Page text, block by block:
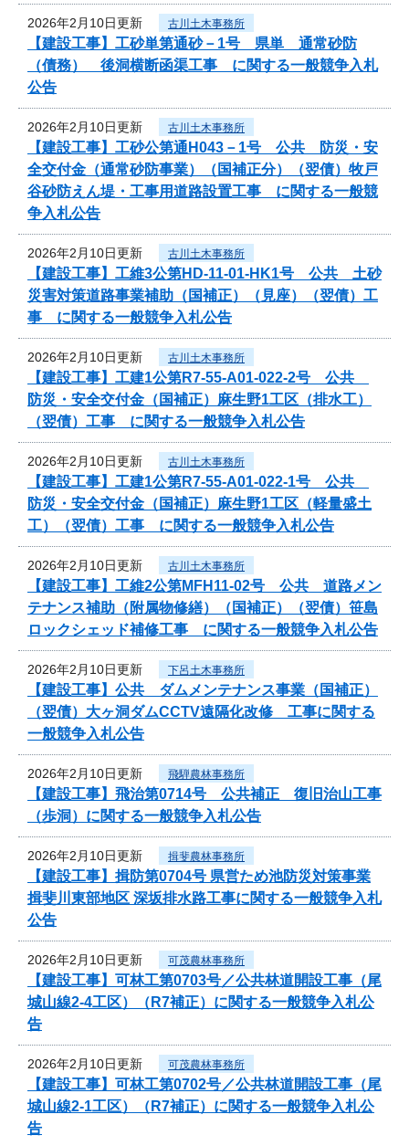
2026年2月10日更新 古川土木事務所
【建設工事】工砂単第通砂－1号 県単 通常砂防
（債務） 後洞横断函渠工事 に関する一般競争入札
公告
2026年2月10日更新 古川土木事務所
【建設工事】工砂公第通H043－1号 公共 防災・安
全交付金（通常砂防事業）（国補正分）（翌債）牧戸
谷砂防えん堤・工事用道路設置工事 に関する一般競
争入札公告
2026年2月10日更新 古川土木事務所
【建設工事】工維3公第HD-11-01-HK1号 公共 土砂
災害対策道路事業補助（国補正）（見座）（翌債）工
事 に関する一般競争入札公告
2026年2月10日更新 古川土木事務所
【建設工事】工建1公第R7-55-A01-022-2号 公共
防災・安全交付金（国補正）麻生野1工区（排水工）
（翌債）工事 に関する一般競争入札公告
2026年2月10日更新 古川土木事務所
【建設工事】工建1公第R7-55-A01-022-1号 公共
防災・安全交付金（国補正）麻生野1工区（軽量盛土
工）（翌債）工事 に関する一般競争入札公告
2026年2月10日更新 古川土木事務所
【建設工事】工維2公第MFH11-02号 公共 道路メン
テナンス補助（附属物修繕）（国補正）（翌債）笹島
ロックシェッド補修工事 に関する一般競争入札公告
2026年2月10日更新 下呂土木事務所
【建設工事】公共 ダムメンテナンス事業（国補正）
（翌債）大ヶ洞ダムCCTV遠隔化改修 工事に関する
一般競争入札公告
2026年2月10日更新 飛騨農林事務所
【建設工事】飛治第0714号 公共補正 復旧治山工事
（歩洞）に関する一般競争入札公告
2026年2月10日更新 揖斐農林事務所
【建設工事】揖防第0704号 県営ため池防災対策事業
揖斐川東部地区 深坂排水路工事に関する一般競争入札
公告
2026年2月10日更新 可茂農林事務所
【建設工事】可林工第0703号／公共林道開設工事（尾
城山線2-4工区）（R7補正）に関する一般競争入札公
告
2026年2月10日更新 可茂農林事務所
【建設工事】可林工第0702号／公共林道開設工事（尾
城山線2-1工区）（R7補正）に関する一般競争入札公
告